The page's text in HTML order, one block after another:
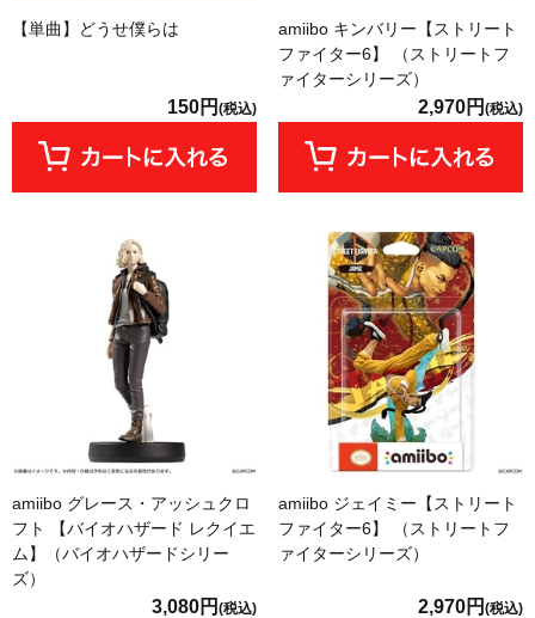
【単曲】どうせ僕らは
150円 (税込)
amiibo キンバリー【ストリート
ファイター6】 （ストリートフ
ァイターシリーズ）
2,970円 (税込)
amiibo グレース・アッシュクロ
フト 【バイオハザード レクイエ
ム】（バイオハザードシリー
ズ）
3,080円 (税込)
amiibo ジェイミー【ストリート
ファイター6】 （ストリートフ
ァイターシリーズ）
2,970円 (税込)